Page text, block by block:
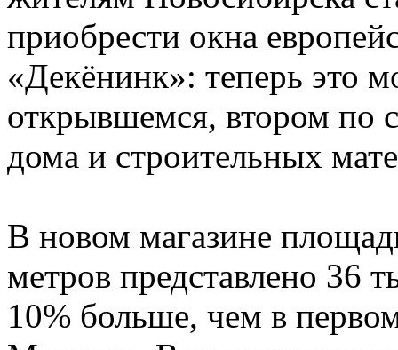
приобрести окна
«Декёнинк»: теперь это
открывшемся, втором по
дома и строительных
В новом магазине
метров представлено 36
10% больше, чем в